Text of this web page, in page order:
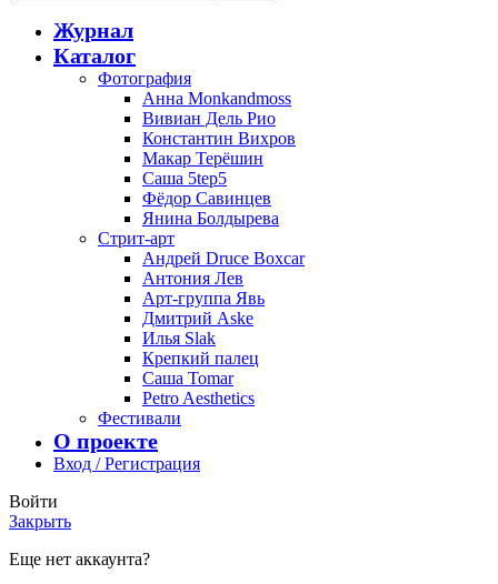
Журнал
Каталог
Фотография
Анна Monkandmoss
Вивиан Дель Рио
Константин Вихров
Макар Терёшин
Саша 5tep5
Фёдор Савинцев
Янина Болдырева
Стрит-арт
Андрей Druce Boxcar
Антония Лев
Арт-группа Явь
Дмитрий Aske
Илья Slak
Крепкий палец
Саша Tomar
Petro Aesthetics
Фестивали
О проекте
Вход / Регистрация
Войти
Закрыть
Еще нет аккаунта?